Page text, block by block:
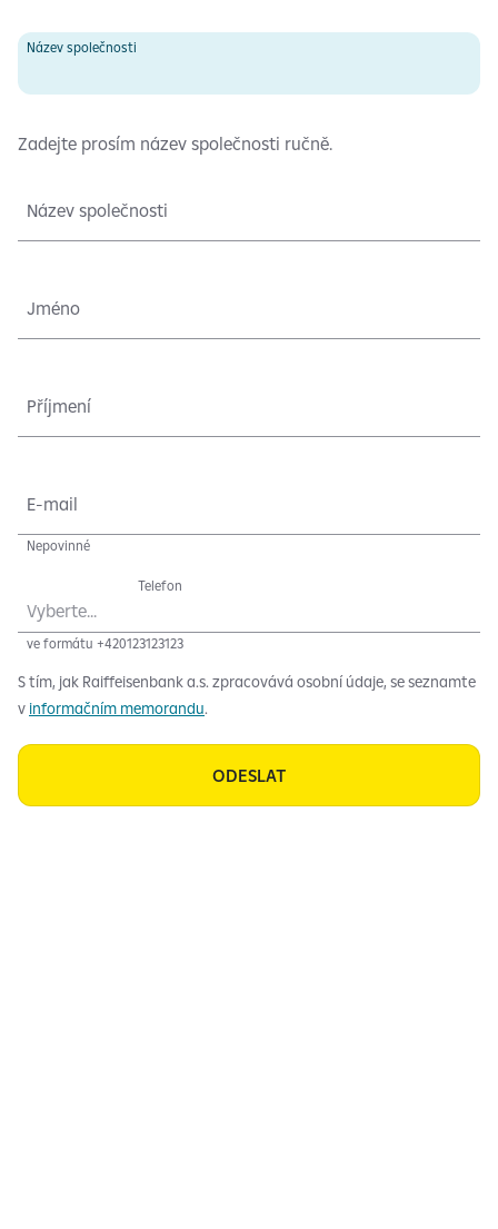
Název společnosti
Zadejte prosím název společnosti ručně.
Název společnosti
Jméno
Příjmení
E-mail
Nepovinné
Vyberte...
Telefon
ve formátu +420123123123
S tím, jak Raiffeisenbank a.s. zpracovává osobní údaje, se seznamte
v informačním memorandu.
ODESLAT